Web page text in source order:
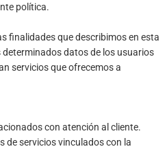
política.
finalidades que describimos en esta
datos de los usuarios
servicios que ofrecemos a
con atención al cliente.
de servicios vinculados con la